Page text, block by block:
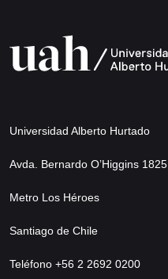
Universidad Alberto Hurtado
Avda. Bernardo O’Higgins 1825
Metro Los Héroes
Santiago de Chile
Teléfono +56 2 2692 0200